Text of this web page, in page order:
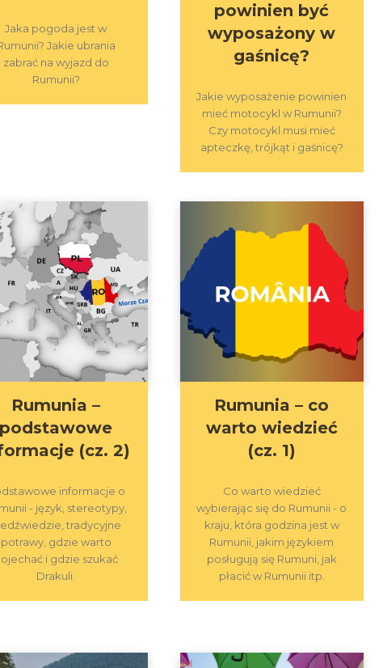
Jaka pogoda jest w
Jakie ubrania
zabrać na wyjazd do
Rumunii?
powinien być
wyposażony w
gaśnicę?
Jakie wyposażenie powinien
mieć motocykl w Rumunii?
Czy motocykl musi mieć
apteczkę, trójkąt i gaśnicę?
Rumunia –
podstawowe
(cz. 2)
informacje o
- język, stereotypy,
tradycyjne
potrawy, gdzie warto
i gdzie szukać
Drakuli.
Rumunia – co
warto wiedzieć
(cz. 1)
Co warto wiedzieć
wybierając się do Rumunii - o
kraju, która godzina jest w
Rumunii, jakim językiem
posługują się Rumuni, jak
płacić w Rumunii itp.